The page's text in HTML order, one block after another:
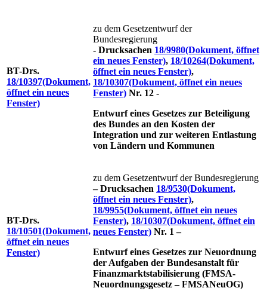
BT-Drs.
18/10397(Dokument,
öffnet ein neues
Fenster)
zu dem Gesetzentwurf der
Bundesregierung
- Drucksachen 18/9980(Dokument, öffnet
ein neues Fenster), 18/10264(Dokument,
öffnet ein neues Fenster),
18/10307(Dokument, öffnet ein neues
Fenster) Nr. 12 -
Entwurf eines Gesetzes zur Beteiligung
des Bundes an den Kosten der
Integration und zur weiteren Entlastung
von Ländern und Kommunen
BT-Drs.
18/10501(Dokument,
öffnet ein neues
Fenster)
zu dem Gesetzentwurf der Bundesregierung
– Drucksachen 18/9530(Dokument,
öffnet ein neues Fenster),
18/9955(Dokument, öffnet ein neues
Fenster), 18/10307(Dokument, öffnet ein
neues Fenster) Nr. 1 –
Entwurf eines Gesetzes zur Neuordnung
der Aufgaben der Bundesanstalt für
Finanzmarktstabilisierung (FMSA-
Neuordnungsgesetz – FMSANeuOG)